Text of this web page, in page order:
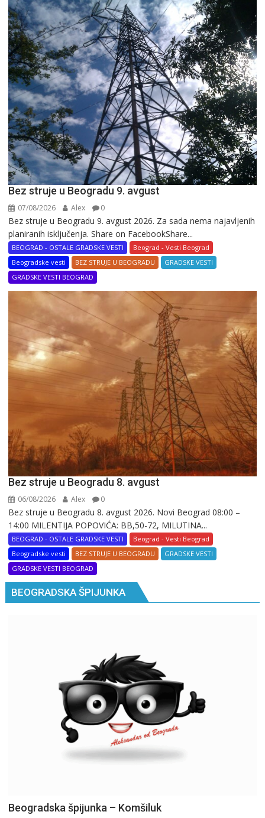
Bez struje u Beogradu 9. avgust
07/08/2026 Alex 0
Bez struje u Beogradu 9. avgust 2026. Za sada nema najavljenih
planiranih isključenja. Share on FacebookShare...
BEOGRAD - OSTALE GRADSKE VESTI
Beograd - Vesti Beograd
Beogradske vesti
BEZ STRUJE U BEOGRADU
GRADSKE VESTI
GRADSKE VESTI BEOGRAD
Bez struje u Beogradu 8. avgust
06/08/2026 Alex 0
Bez struje u Beogradu 8. avgust 2026. Novi Beograd 08:00 –
14:00 MILENTIJA POPOVIĆA: BB,50-72, MILUTINA...
BEOGRAD - OSTALE GRADSKE VESTI
Beograd - Vesti Beograd
Beogradske vesti
BEZ STRUJE U BEOGRADU
GRADSKE VESTI
GRADSKE VESTI BEOGRAD
BEOGRADSKA ŠPIJUNKA
Beogradska špijunka – Komšiluk